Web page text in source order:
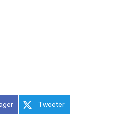
Tweeter